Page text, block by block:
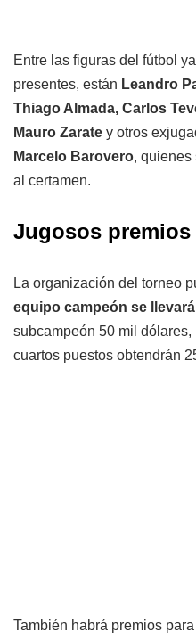
Entre las figuras del fútbol
presentes, están Leandro
Thiago Almada, Carlos
Mauro Zarate y otros
Marcelo Barovero, quienes
al certamen.
Jugosos premios
La organización del torneo
equipo campeón se
subcampeón 50 mil
cuartos puestos obtendrán
También habrá premios